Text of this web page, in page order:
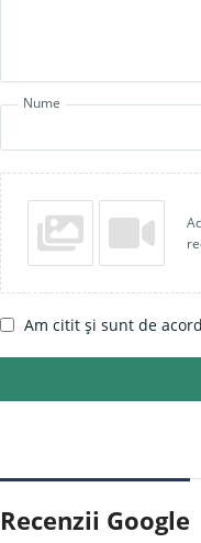
Nume
Am citit și sunt de
Recenzii Google